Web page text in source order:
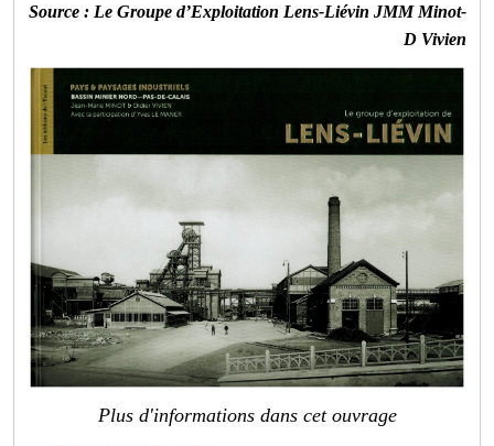
Source : Le Groupe d’Exploitation Lens-Liévin JMM Minot-
D Vivien
Plus d'informations dans cet ouvrage